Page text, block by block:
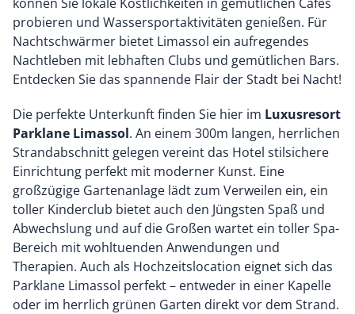
probieren und Wassersportaktivitäten genießen. Für
Nachtschwärmer bietet Limassol ein aufregendes
Nachtleben mit lebhaften Clubs und gemütlichen Bars.
Entdecken Sie das spannende Flair der Stadt bei Nacht!
Die perfekte Unterkunft finden Sie hier im Luxusresort
Parklane Limassol. An einem 300m langen, herrlichen
Strandabschnitt gelegen vereint das Hotel stilsichere
Einrichtung perfekt mit moderner Kunst. Eine
großzügige Gartenanlage lädt zum Verweilen ein, ein
toller Kinderclub bietet auch den Jüngsten Spaß und
Abwechslung und auf die Großen wartet ein toller Spa-
Bereich mit wohltuenden Anwendungen und
Therapien. Auch als Hochzeitslocation eignet sich das
Parklane Limassol perfekt – entweder in einer Kapelle
oder im herrlich grünen Garten direkt vor dem Strand.